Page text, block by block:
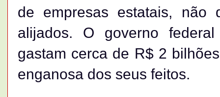
de empresas estatais,
alijados. O governo
gastam cerca de R$ 2
enganosa dos seus feitos.